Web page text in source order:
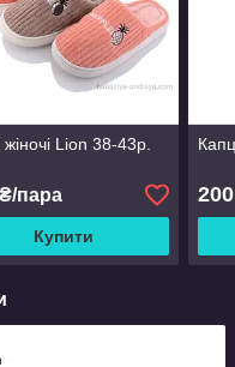
жіночі Lion 38-43р.
пара
Купити
200